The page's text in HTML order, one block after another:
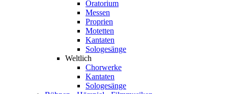
Oratorium
Messen
Proprien
Motetten
Kantaten
Sologesänge
Weltlich
Chorwerke
Kantaten
Sologesänge